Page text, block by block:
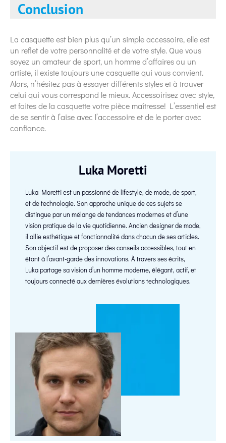
Conclusion
La casquette est bien plus qu’un simple accessoire, elle est
un reflet de votre personnalité et de votre style. Que vous
soyez un amateur de sport, un homme d’affaires ou un
artiste, il existe toujours une casquette qui vous convient.
Alors, n’hésitez pas à essayer différents styles et à trouver
celui qui vous correspond le mieux. Accessoirisez avec style,
et faites de la casquette votre pièce maîtresse! L’essentiel est
de se sentir à l’aise avec l’accessoire et de le porter avec
confiance.
Luka Moretti
Luka Moretti est un passionné de lifestyle, de mode, de sport,
et de technologie. Son approche unique de ces sujets se
distingue par un mélange de tendances modernes et d’une
vision pratique de la vie quotidienne. Ancien designer de mode,
il allie esthétique et fonctionnalité dans chacun de ses articles.
Son objectif est de proposer des conseils accessibles, tout en
étant à l’avant-garde des innovations. À travers ses écrits,
Luka partage sa vision d’un homme moderne, élégant, actif, et
toujours connecté aux dernières évolutions technologiques.